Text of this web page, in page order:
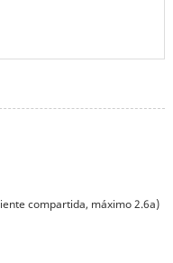
compartida, máximo 2.6a)